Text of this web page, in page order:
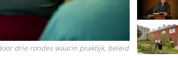
drie rondes waarin praktijk, beleid